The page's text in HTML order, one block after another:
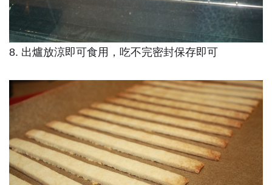
8. 出爐放涼即可食用，吃不完密封保存即可